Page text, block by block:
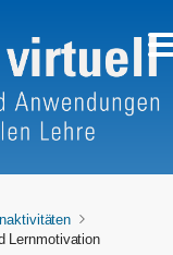
Lernmotivation